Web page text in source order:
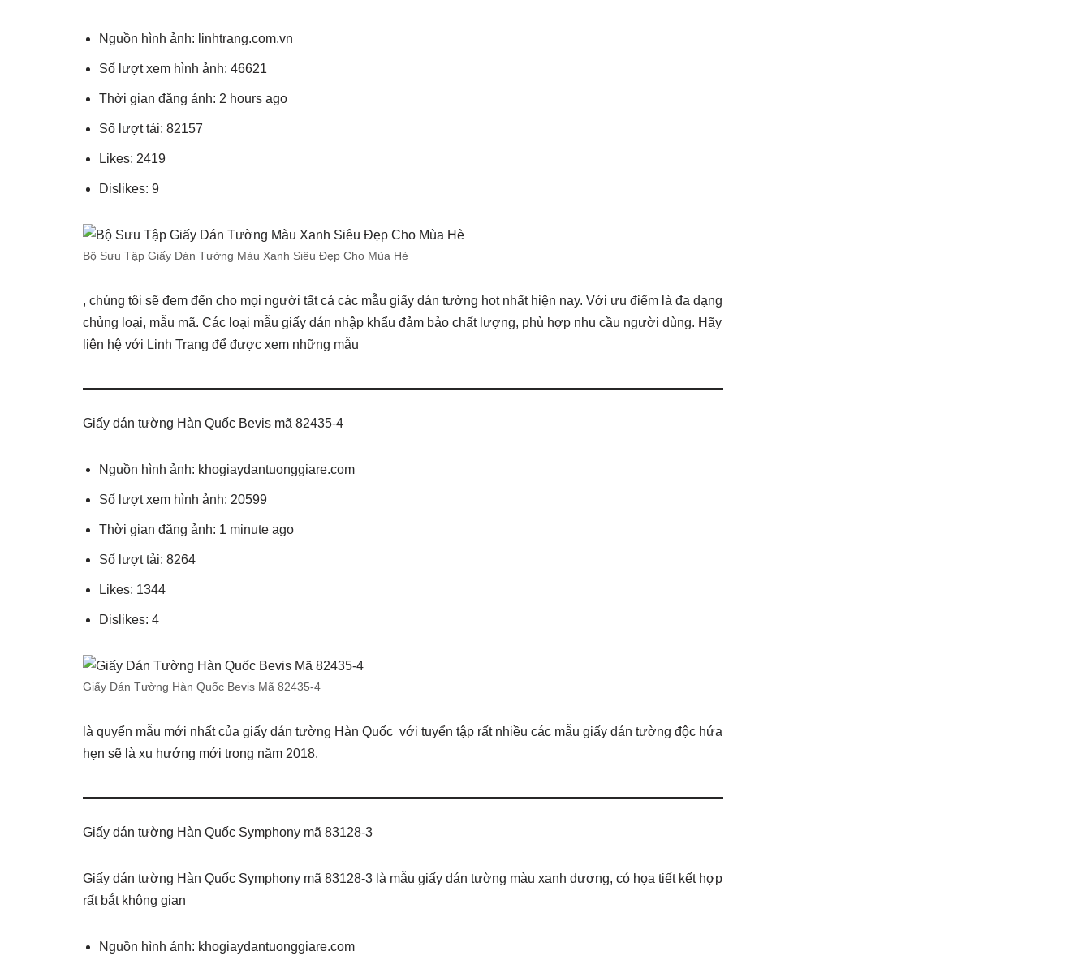
Nguồn hình ảnh: linhtrang.com.vn
Số lượt xem hình ảnh: 46621
Thời gian đăng ảnh: 2 hours ago
Số lượt tải: 82157
Likes: 2419
Dislikes: 9
Bộ Sưu Tập Giấy Dán Tường Màu Xanh Siêu Đẹp Cho Mùa Hè
, chúng tôi sẽ đem đến cho mọi người tất cả các mẫu giấy dán tường hot nhất hiện nay. Với ưu điểm là đa dạng
chủng loại, mẫu mã. Các loại mẫu giấy dán nhập khẩu đảm bảo chất lượng, phù hợp nhu cầu người dùng. Hãy
liên hệ với Linh Trang để được xem những mẫu
Giấy dán tường Hàn Quốc Bevis mã 82435-4
Nguồn hình ảnh: khogiaydantuonggiare.com
Số lượt xem hình ảnh: 20599
Thời gian đăng ảnh: 1 minute ago
Số lượt tải: 8264
Likes: 1344
Dislikes: 4
Giấy Dán Tường Hàn Quốc Bevis Mã 82435-4
là quyển mẫu mới nhất của giấy dán tường Hàn Quốc với tuyển tập rất nhiều các mẫu giấy dán tường độc hứa
hẹn sẽ là xu hướng mới trong năm 2018.
Giấy dán tường Hàn Quốc Symphony mã 83128-3
Giấy dán tường Hàn Quốc Symphony mã 83128-3 là mẫu giấy dán tường màu xanh dương, có họa tiết kết hợp
rất bắt không gian
Nguồn hình ảnh: khogiaydantuonggiare.com